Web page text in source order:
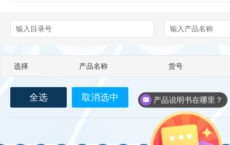
Biotez Berlin Diametra
Berry & Associates Zedira
LGC Maine Standards Biolife
选择 产品名称 货号
全选 取消选中
产品说明书在哪里？
如何下单？